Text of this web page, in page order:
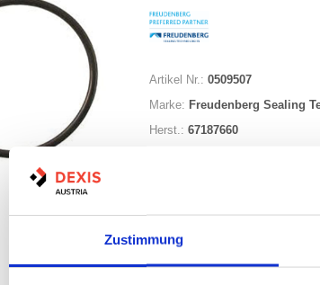
Zustimmung
Artikel Nr.: 0509507
Marke: Freudenberg Sealing
Herst.: 67187660